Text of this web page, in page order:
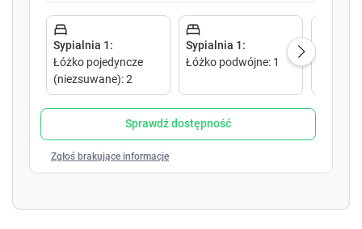
e
r
a
c
t
w
t
h
e
r
a
t
w
i
t
e
Sypialnia 1:
Łóżko pojedyncze
(niezsuwane):2
Sypialnia 1:
Łóżko podwójne: 1
Sprawdź dostępność
Zgłoś brakujące informacje